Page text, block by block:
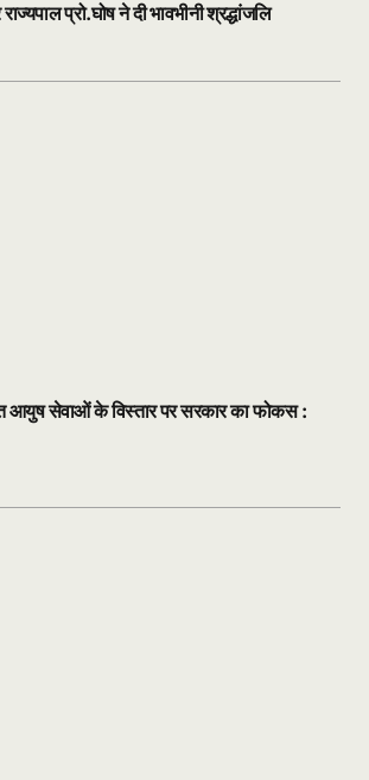
प्रो.घोष ने दी भावभीनी श्रद्धांजलि
सेवाओं के विस्तार पर सरकार का फोकस :